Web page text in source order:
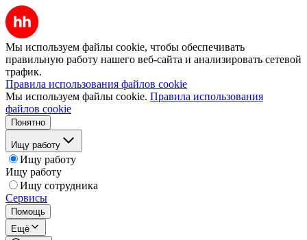
Мы используем файлы cookie, чтобы обеспечивать
правильную работу нашего веб-сайта и анализировать сетевой
трафик.
Правила использования файлов cookie
Мы используем файлы cookie. Правила использования
файлов cookie
Понятно
Ищу работу
Ищу работу
Ищу работу
Ищу сотрудника
Сервисы
Помощь
Ещё